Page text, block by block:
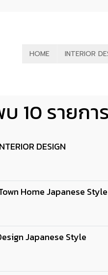
HOME INTERIOR
10 รายก
DESIGN
Home Japanese Style
Japanese Style